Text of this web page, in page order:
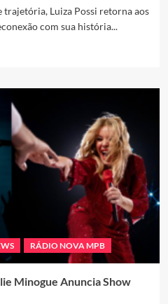
trajetória, Luiza Possi retorna aos
com sua história...
RÁDIO NOVA MPB
Minogue Anuncia Show